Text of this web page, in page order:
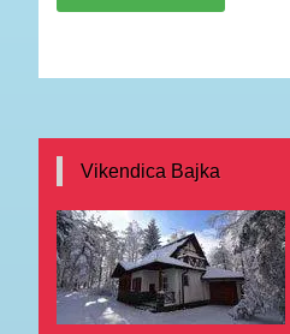
Vikendica Bajka